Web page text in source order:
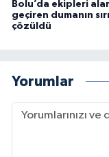
Bolu’da ekipleri
geçiren dumanın
çözüldü
Yorumlar